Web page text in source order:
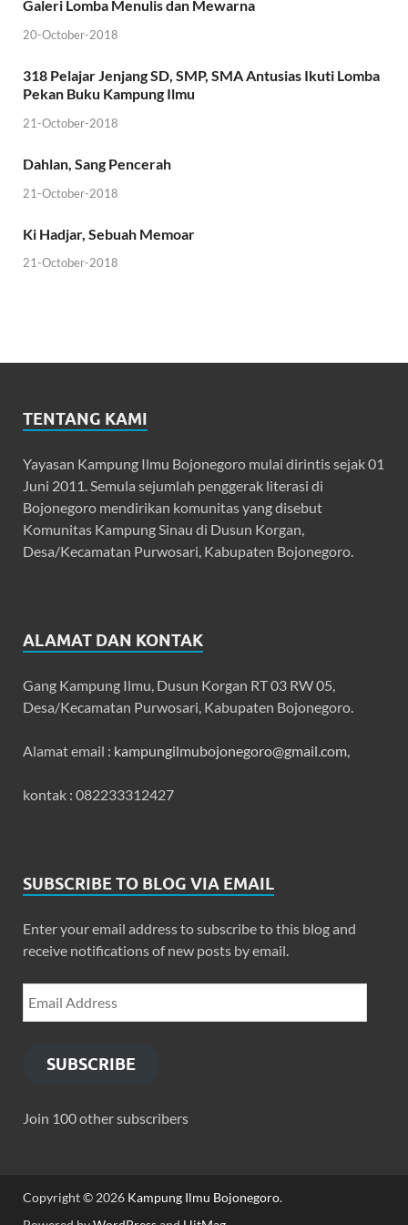
Galeri Lomba Menulis dan Mewarna
20-October-2018
318 Pelajar Jenjang SD, SMP, SMA Antusias Ikuti Lomba
Pekan Buku Kampung Ilmu
21-October-2018
Dahlan, Sang Pencerah
21-October-2018
Ki Hadjar, Sebuah Memoar
21-October-2018
TENTANG KAMI
Yayasan Kampung Ilmu Bojonegoro mulai dirintis sejak 01
Juni 2011. Semula sejumlah penggerak literasi di
Bojonegoro mendirikan komunitas yang disebut
Komunitas Kampung Sinau di Dusun Korgan,
Desa/Kecamatan Purwosari, Kabupaten Bojonegoro.
ALAMAT DAN KONTAK
Gang Kampung Ilmu, Dusun Korgan RT 03 RW 05,
Desa/Kecamatan Purwosari, Kabupaten Bojonegoro.
Alamat email : kampungilmubojonegoro@gmail.com,
kontak : 082233312427
SUBSCRIBE TO BLOG VIA EMAIL
Enter your email address to subscribe to this blog and
receive notifications of new posts by email.
SUBSCRIBE
Join 100 other subscribers
Copyright © 2026 Kampung Ilmu Bojonegoro.